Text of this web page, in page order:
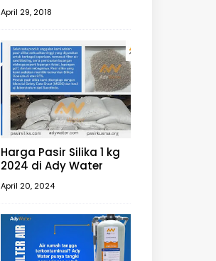
Air 0812 1121 7411
April 29, 2018
Harga Pasir Silika 1 kg
2024 di Ady Water
April 20, 2024